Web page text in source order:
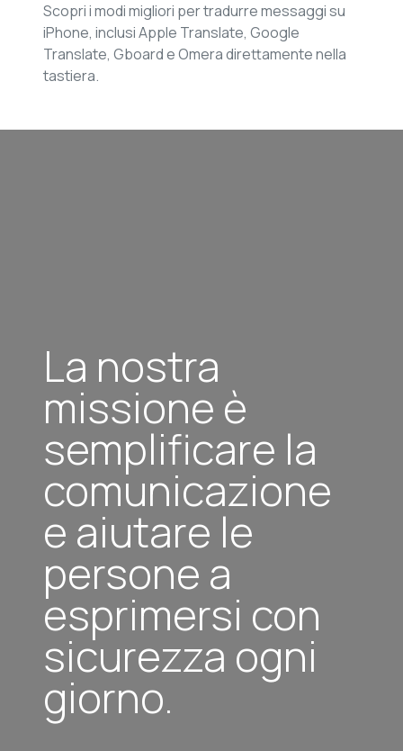
Scopri i modi migliori per tradurre messaggi su
iPhone, inclusi Apple Translate, Google
Translate, Gboard e Omera direttamente nella
tastiera.
La nostra
missione è
semplificare la
comunicazione
e aiutare le
persone a
esprimersi con
sicurezza ogni
giorno.